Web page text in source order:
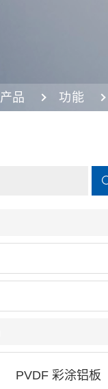
产品 功能
PVDF 彩涂铝板